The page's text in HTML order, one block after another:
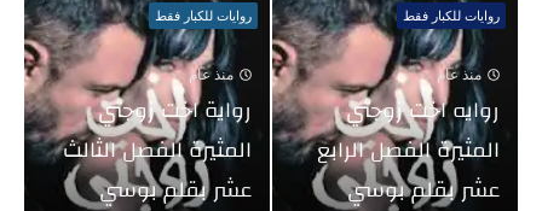
روايات للكبار فقط
منذ عام
روايه اخت زوجتي
المثيرة الفصل الرابع
عشر بقلم بوسي
روايات للكبار فقط
منذ عام
رواية اخت زوجتي
المثيرة الفصل الثالث
عشر بقلم بوسي